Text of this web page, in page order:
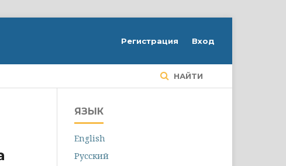
НАЙТИ
Регистрация Вход
ЯЗЫК
English
Русский